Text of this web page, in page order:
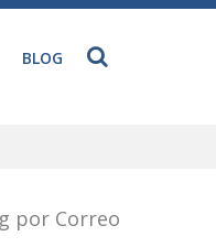
BLOG
por Correo